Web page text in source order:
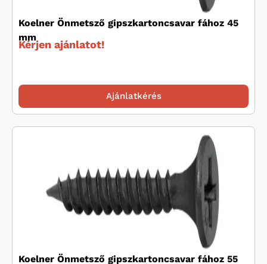
Koelner Önmetsző gipszkartoncsavar fához 45
mm
Kérjen ajánlatot!
Ajánlatkérés
Koelner Önmetsző gipszkartoncsavar fához 55